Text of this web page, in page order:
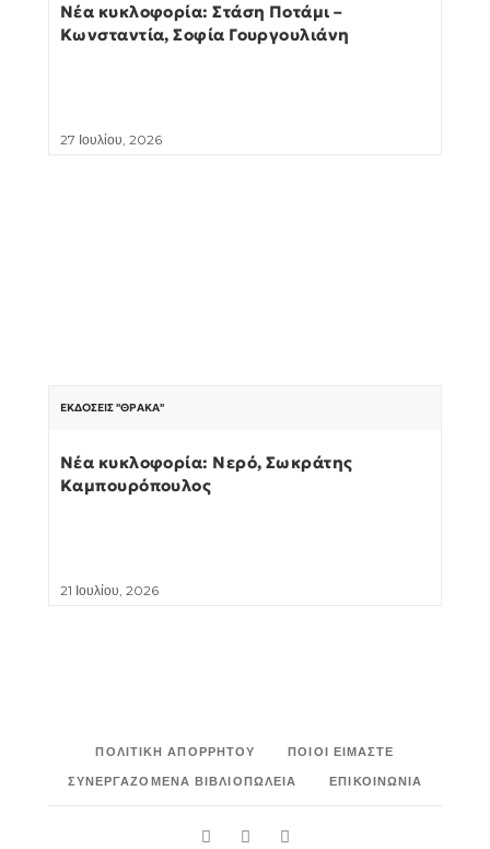
Νέα κυκλοφορία: Στάση Ποτάμι –
Κωνσταντία, Σοφία Γουργουλιάνη
27 Ιουλίου, 2026
ΕΚΔΌΣΕΙΣ "ΘΡΆΚΑ"
Νέα κυκλοφορία: Νερό, Σωκράτης
Καμπουρόπουλος
21 Ιουλίου, 2026
ΠΟΛΙΤΙΚΉ ΑΠΟΡΡΉΤΟΥ
ΠΟΙΟΙ ΕΊΜΑΣΤΕ
ΣΥΝΕΡΓΑΖΌΜΕΝΑ ΒΙΒΛΙΟΠΩΛΕΊΑ
ΕΠΙΚΟΙΝΩΝΊΑ